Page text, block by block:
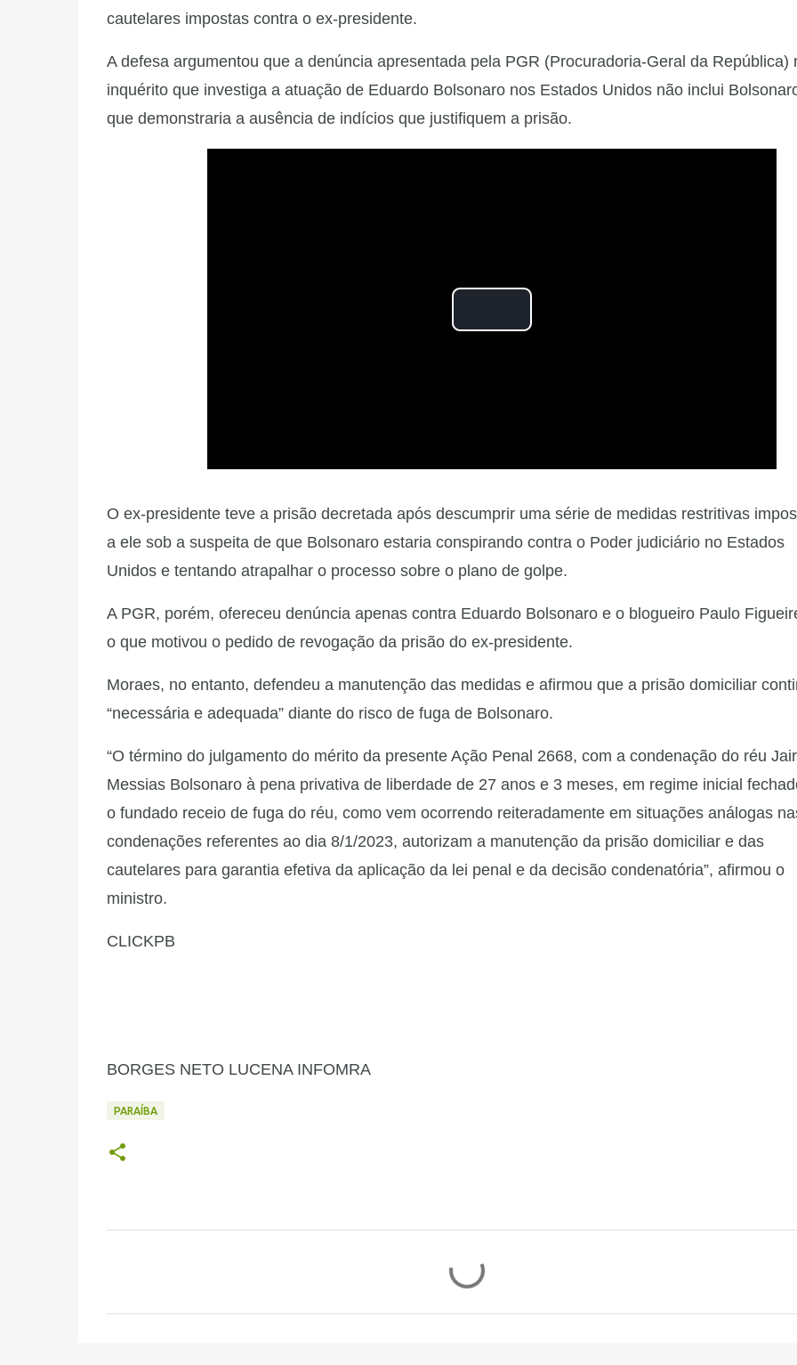
cautelares impostas contra o ex-presidente.
A defesa argumentou que a denúncia apresentada pela PGR (Procuradoria-Geral da República)
inquérito que investiga a atuação de Eduardo Bolsonaro nos Estados Unidos não inclui
que demonstraria a ausência de indícios que justifiquem a prisão.
P
i
d
e
o
O ex-presidente teve a prisão decretada após descumprir uma série de medidas restritivas
a ele sob a suspeita de que Bolsonaro estaria conspirando contra o Poder judiciário no Estados
Unidos e tentando atrapalhar o processo sobre o plano de golpe.
A PGR, porém, ofereceu denúncia apenas contra Eduardo Bolsonaro e o blogueiro Paulo
o que motivou o pedido de revogação da prisão do ex-presidente.
Moraes, no entanto, defendeu a manutenção das medidas e afirmou que a prisão domiciliar
“necessária e adequada” diante do risco de fuga de Bolsonaro.
“O término do julgamento do mérito da presente Ação Penal 2668, com a condenação do réu Jair
Messias Bolsonaro à pena privativa de liberdade de 27 anos e 3 meses, em regime inicial
o fundado receio de fuga do réu, como vem ocorrendo reiteradamente em situações análogas
condenações referentes ao dia 8/1/2023, autorizam a manutenção da prisão domiciliar e das
cautelares para garantia efetiva da aplicação da lei penal e da decisão condenatória”, afirmou o
ministro.
CLICKPB
BORGES NETO LUCENA INFOMRA
PARAÍBA